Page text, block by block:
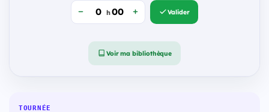
h Valider
Voir ma bibliothèque
TOURNÉE